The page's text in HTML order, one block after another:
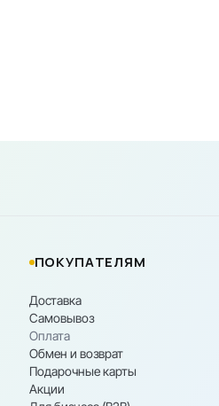
ПОКУПАТЕЛЯМ
Доставка
Самовывоз
Оплата
Обмен и возврат
Подарочные карты
Акции